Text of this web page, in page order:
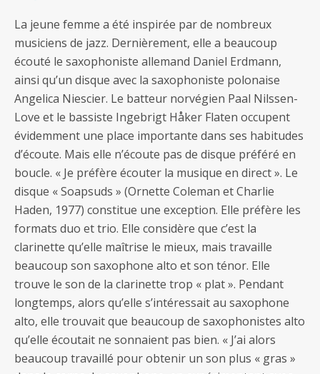
La jeune femme a été inspirée par de nombreux
musiciens de jazz. Dernièrement, elle a beaucoup
écouté le saxophoniste allemand Daniel Erdmann,
ainsi qu’un disque avec la saxophoniste polonaise
Angelica Niescier. Le batteur norvégien Paal Nilssen-
Love et le bassiste Ingebrigt Håker Flaten occupent
évidemment une place importante dans ses habitudes
d’écoute. Mais elle n’écoute pas de disque préféré en
boucle. « Je préfère écouter la musique en direct ». Le
disque « Soapsuds » (Ornette Coleman et Charlie
Haden, 1977) constitue une exception. Elle préfère les
formats duo et trio. Elle considère que c’est la
clarinette qu’elle maîtrise le mieux, mais travaille
beaucoup son saxophone alto et son ténor. Elle
trouve le son de la clarinette trop « plat ». Pendant
longtemps, alors qu’elle s’intéressait au saxophone
alto, elle trouvait que beaucoup de saxophonistes alto
qu’elle écoutait ne sonnaient pas bien. « J’ai alors
beaucoup travaillé pour obtenir un son plus « gras »